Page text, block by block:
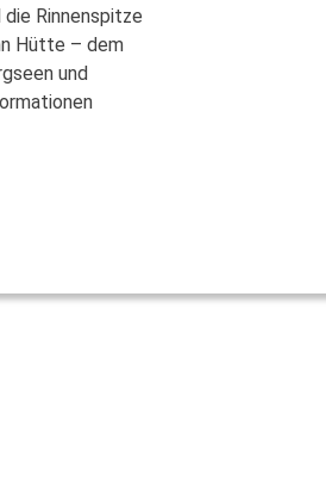
Rinnenspitze
Hütte – dem
und